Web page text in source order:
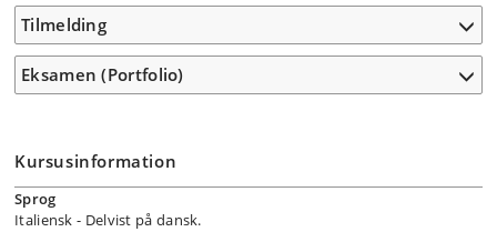
Tilmelding
Eksamen (Portfolio)
Kursusinformation
Sprog
Italiensk - Delvist på dansk.